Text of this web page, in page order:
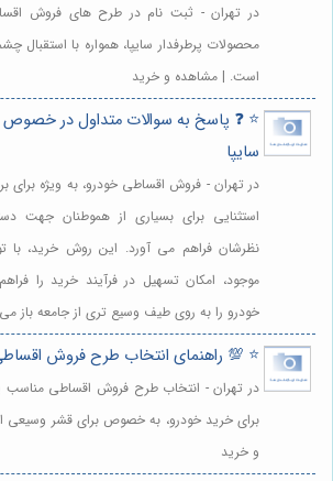
در تهران - ثبت نام در طرح های فروش
محصولات پرطرفدار سایپا، همواره با استقبال
است. | مشاهده و خرید
⭐️ ❓ پاسخ به سوالات متداول در
سایپا
در تهران - فروش اقساطی خودرو، به ویژه برای
استثنایی برای بسیاری از هموطنان جهت
نظرشان فراهم می آورد. این روش خرید، با
موجود، امکان تسهیل در فرآیند خرید را
خودرو را به روی طیف وسیع تری از جامعه باز
⭐️ 💯 راهنمای انتخاب طرح فروش
در تهران - انتخاب طرح فروش اقساطی مناسب
برای خرید خودرو، به خصوص برای قشر وسیعی
و خرید